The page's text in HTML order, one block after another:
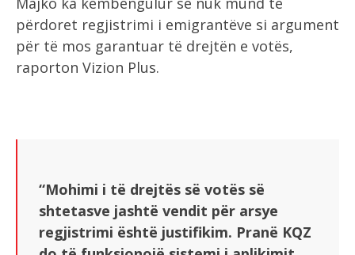
përdoret regjistrimi i emigrantëve si argument
për të mos garantuar të drejtën e votës,
raporton Vizion Plus.
“Mohimi i të drejtës së votës së
shtetasve jashtë vendit për arsye
regjistrimi është justifikim. Pranë KQZ